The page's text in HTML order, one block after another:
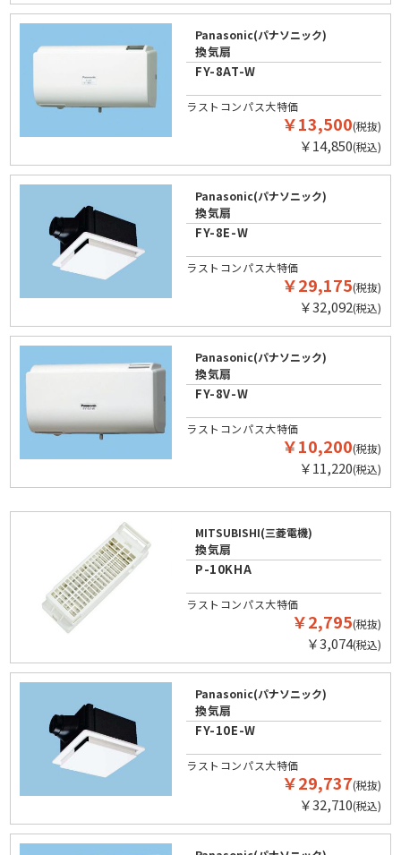
Panasonic(パナソニック)
換気扇
FY-8AT-W
ラストコンパス大特価
￥13,500(税抜)
￥14,850(税込)
Panasonic(パナソニック)
換気扇
FY-8E-W
ラストコンパス大特価
￥29,175(税抜)
￥32,092(税込)
Panasonic(パナソニック)
換気扇
FY-8V-W
ラストコンパス大特価
￥10,200(税抜)
￥11,220(税込)
MITSUBISHI(三菱電機)
換気扇
P-10KHA
ラストコンパス大特価
￥2,795(税抜)
￥3,074(税込)
Panasonic(パナソニック)
換気扇
FY-10E-W
ラストコンパス大特価
￥29,737(税抜)
￥32,710(税込)